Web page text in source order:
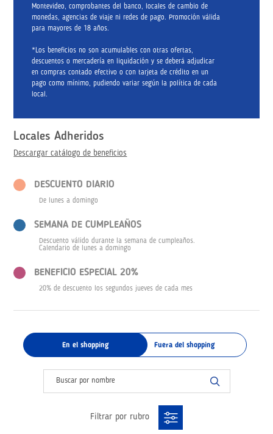
Montevideo, comprobantes del banco, locales de cambio de
monedas, agencias de viaje ni redes de pago. Promoción válida
para mayores de 18 años.
*Los beneficios no son acumulables con otras ofertas,
descuentos o mercadería en liquidación y se deberá adjudicar
en compras contado efectivo o con tarjeta de crédito en un
pago como mínimo, pudiendo variar según la política de cada
local.
Locales Adheridos
Descargar catálogo de beneficios
DESCUENTO DIARIO
De lunes a domingo
SEMANA DE CUMPLEAÑOS
Descuento válido durante la semana de cumpleaños.
Calendario de lunes a domingo
BENEFICIO ESPECIAL 20%
20% de descuento los segundos jueves de cada mes
En el shopping Fuera del shopping
Filtrar por rubro